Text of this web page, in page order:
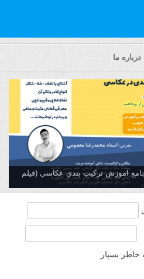
درباره ما
جامع آموزش تركيب بندي عكاسي (فیلم
خاطر بسپار